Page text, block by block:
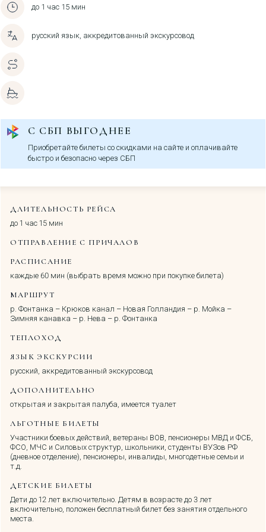
ДЛИТЕЛЬНОСТЬ РЕЙСА
до 1 час 15 мин
ОТПРАВЛЕНИЕ С ПРИЧАЛОВ
РАСПИСАНИЕ
каждые 60 мин (выбрать время можно при покупке билета)
МАРШРУТ
р. Фонтанка – Крюков канал – Новая Голландия – р. Мойка –
Зимняя канавка – р. Нева – р. Фонтанка
ТЕПЛОХОД
ЯЗЫК ЭКСКУРСИИ
русский, аккредитованный экскурсовод
ДОПОЛНИТЕЛЬНО
открытая и закрытая палуба, имеется туалет
ЛЬГОТНЫЕ БИЛЕТЫ
Участники боевых действий, ветераны ВОВ, пенсионеры МВД и ФСБ,
ФСО, МЧС и Силовых структур, школьники, студенты ВУЗов РФ
(дневное отделение), пенсионеры, инвалиды, многодетные семьи и
т.д.
ДЕТСКИЕ БИЛЕТЫ
Дети до 12 лет включительно. Детям в возрасте до 3 лет
включительно, положен бесплатный билет без занятия отдельного
места.
до 1 час 15 мин
русский язык, аккредитованный экскурсовод
С СБП ВЫГОДНЕЕ
Приобретайте билеты со скидками на сайте и оплачивайте
быстро и безопасно через СБП